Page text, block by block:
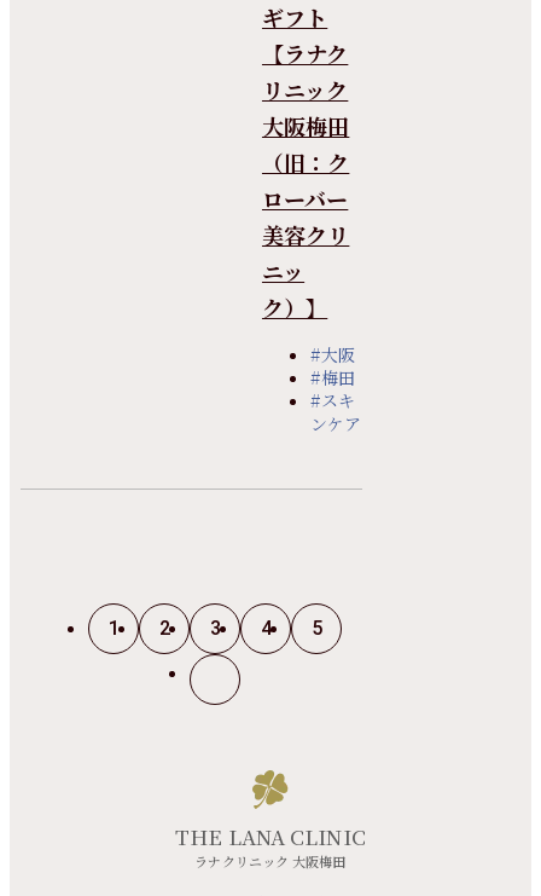
ギフト
【ラナク
リニック
大阪梅田
（旧：ク
ローバー
美容クリ
ニッ
ク）】
#大阪
#梅田
#スキ
ンケア
1 2 3 4 5
THE LANA CLINIC
ラナクリニック 大阪梅田